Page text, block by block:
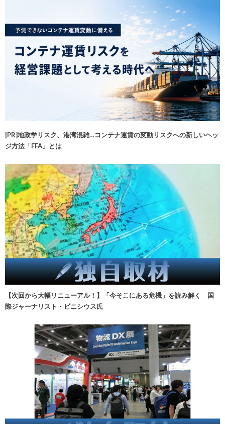
[PR]地政学リスク、港湾混雑…コンテナ運賃の変動リスクへの新しいヘッ
ジ方法「FFA」とは
【次回から大幅リニューアル！】「今そこにある危機」を読み解く 国
際ジャーナリスト・ビニシウス氏